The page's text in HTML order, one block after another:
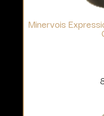
Minervois